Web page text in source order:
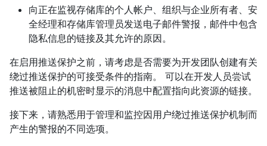
向正在监视存储库的个人帐户、组织与企业所有者、安
全经理和存储库管理员发送电子邮件警报，邮件中包含
隐私信息的链接及其允许的原因。
在启用推送保护之前，请考虑是否需要为开发团队创建有关
绕过推送保护的可接受条件的指南。 可以在开发人员尝试
推送被阻止的机密时显示的消息中配置指向此资源的链接。
接下来，请熟悉用于管理和监控因用户绕过推送保护机制而
产生的警报的不同选项。